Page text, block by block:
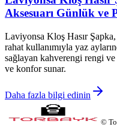
Aksesuarı Günlük ve
Laviyonsa Kloş Hasır Şapka,
rahat kullanımıyla yaz
sağlayan kahverengi rengi
ve konfor sunar.
Daha fazla bilgi edinin
©